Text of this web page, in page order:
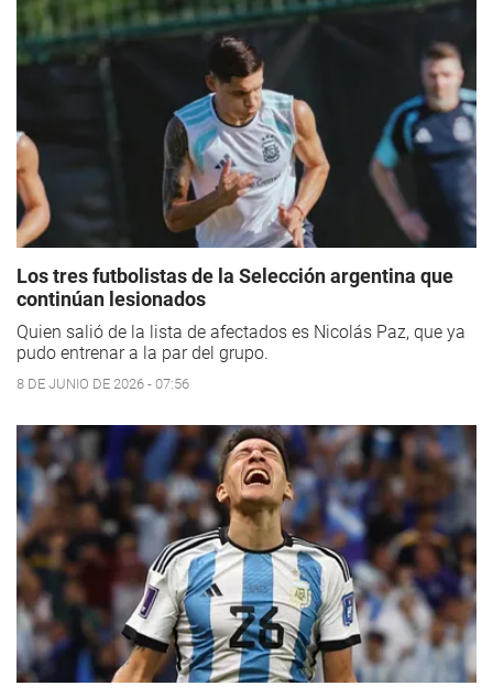
Los tres futbolistas de la Selección argentina que
continúan lesionados
Quien salió de la lista de afectados es Nicolás Paz, que ya
pudo entrenar a la par del grupo.
8 DE JUNIO DE 2026 - 07:56